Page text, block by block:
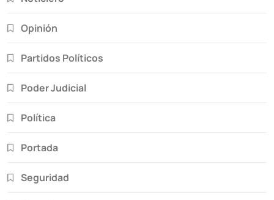
Opinión
Partidos Políticos
Poder Judicial
Política
Portada
Seguridad